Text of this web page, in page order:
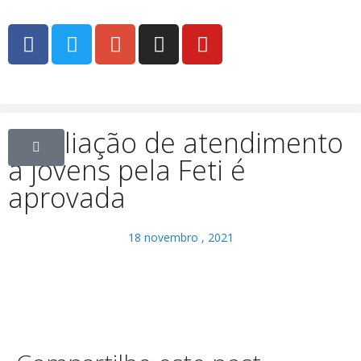
Ampliação de atendimento
a jovens pela Feti é
aprovada
18 novembro , 2021